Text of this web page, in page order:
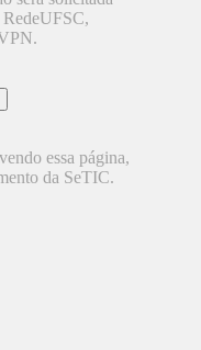
RedeUFSC,
essa página,
da SeTIC.